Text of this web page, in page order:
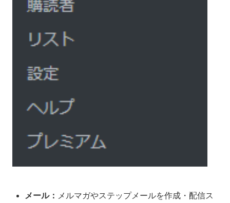
メール： メルマガやステップメールを作成・配信ス